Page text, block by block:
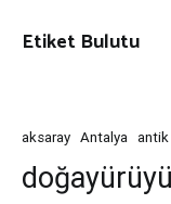
Etiket Bulutu
aksaray Antalya antik